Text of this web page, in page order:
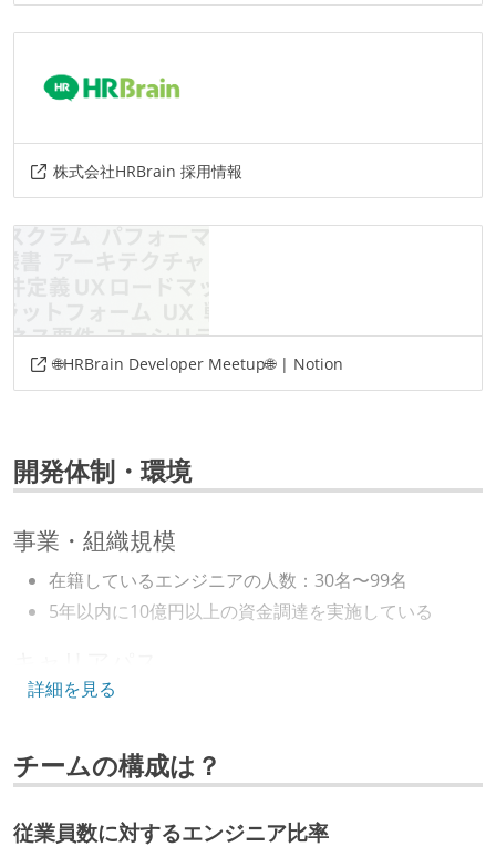
株式会社HRBrain 採用情報
🌐HRBrain Developer Meetup🌐 | Notion
開発体制・環境
事業・組織規模
在籍しているエンジニアの人数：30名〜99名
5年以内に10億円以上の資金調達を実施している
エンジニアの人事評価にエンジニア経験者が関わって
社内で、バックエンドチームからSREチームへの異動
など、キャリア形成を目的とした職域を超えての積極
的な異動が推奨され、実施されている
詳細を見る
チームの構成は？
従業員数に対するエンジニア比率